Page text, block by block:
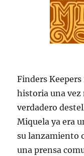
Finders
historia una vez
verdadero
Miquela ya era
su lanzamiento
una prensa